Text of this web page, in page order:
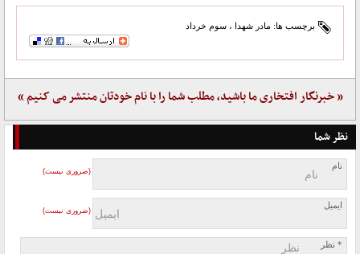
برچسب ها: مادر شهدا ، سوم خرداد
« خبرنگار افتخاری ما باشید، مطلب شما را با نام خودتان منتشر می کنیم »
نظر شما
نام
(ضروری نیست)
ایمیل
(ضروری نیست)
* نظر